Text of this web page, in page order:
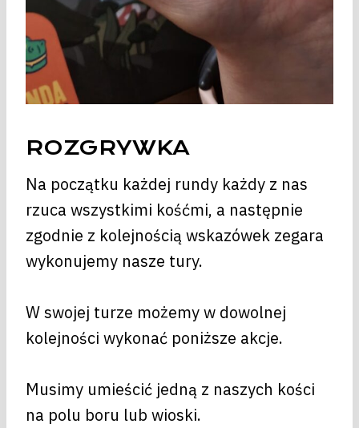
ROZGRYWKA
Na początku każdej rundy każdy z nas
rzuca wszystkimi kośćmi, a następnie
zgodnie z kolejnością wskazówek zegara
wykonujemy nasze tury.
W swojej turze możemy w dowolnej
kolejności wykonać poniższe akcje.
Musimy umieścić jedną z naszych kości
na polu boru lub wioski.